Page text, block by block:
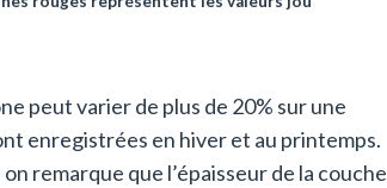
peut varier de plus de 20% sur une
enregistrées en hiver et au printemps.
remarque que l’épaisseur de la couche